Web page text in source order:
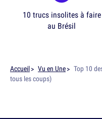
10 trucs insolites à faire
au Brésil
Accueil Vu en Une
Top 10
tous les coups)